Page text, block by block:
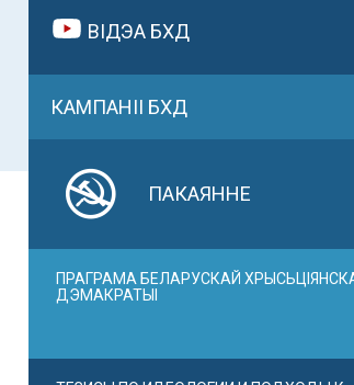
ВІДЭА БХД
КАМПАНІІ БХД
ПАКАЯННЕ
ПРАГРАМА БЕЛАРУСКАЙ
ДЭМАКРАТЫІ